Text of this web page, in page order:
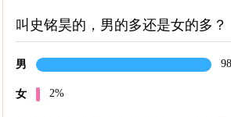
叫史铭昊的，男的多还是女的多？
男
女 2%